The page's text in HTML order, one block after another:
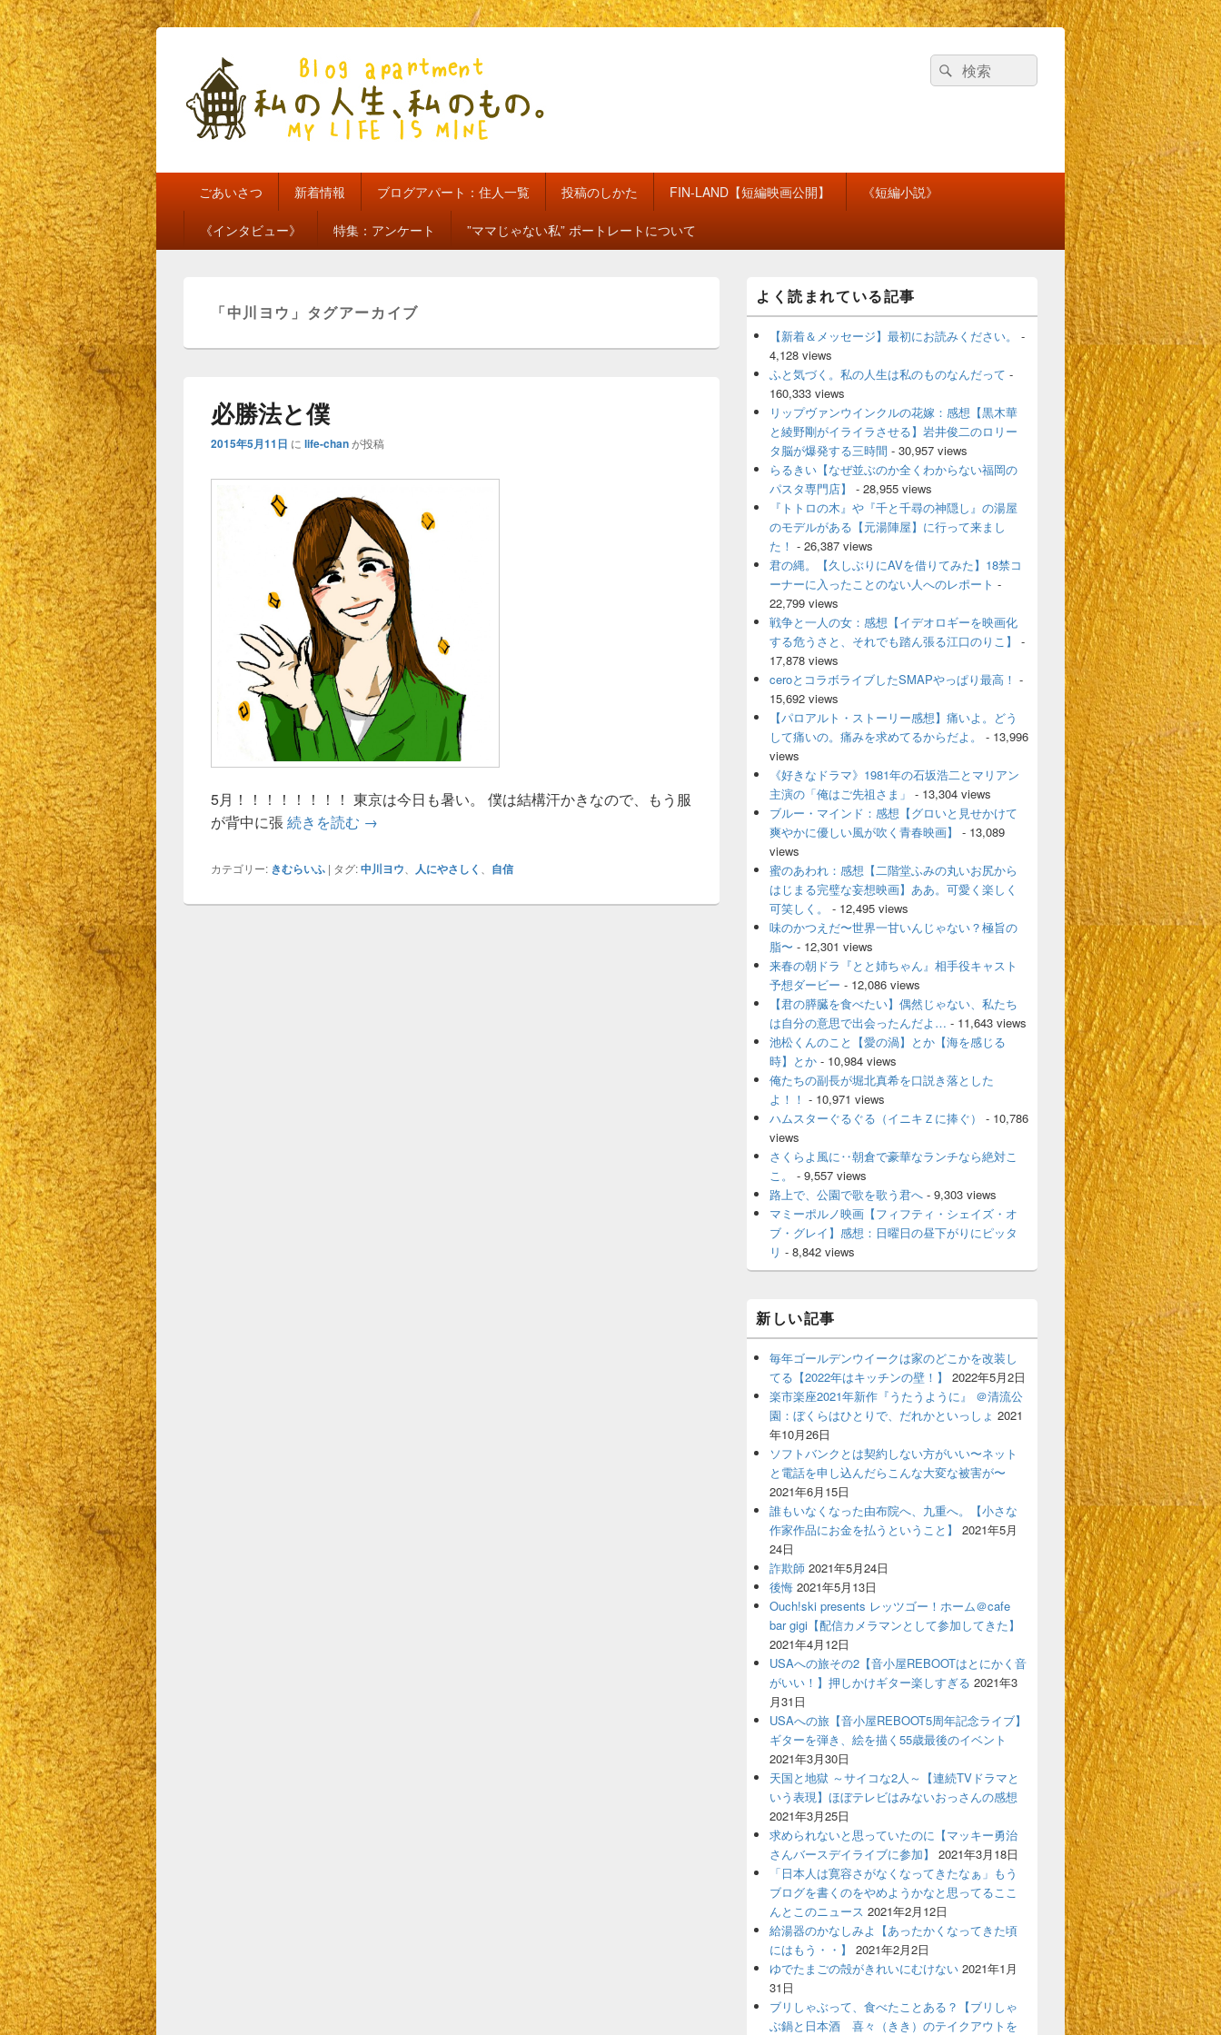
私の人生、私のもの。【新館】
検
索
検
索
メ
イ
ン
メ
ニ
ュ
ー
ごあいさつ 新着情報 ブログアパート：住人一覧 投稿のしかた FIN-LAND【短編映画公開】 《短編小説》
《インタビュー》 特集：アンケート ”ママじゃない私” ポートレートについて
「中川ヨウ 」タグアーカイブ
必勝法と僕
2015年5月11日 に life-chanが投稿
5月！！！！！！！！ 東京は今日も暑い。 僕は結構汗かきなので、もう服
が背中に張続きを読む 必勝法と僕
→
カテゴリー: きむらいふ | タグ:中川ヨウ 人にやさしく 自信
ン
サ
バ
ウ
ェ
エ
よく読まれている記事
【新着＆メッセージ】最初にお読みください。
-
4,128 views
ふと気づく。私の人生は私のものなんだって -
160,333 views
リップヴァンウインクルの花嫁：感想【黒木華
と綾野剛がイライラさせる】岩井俊二のロリー
タ脳が爆発する三時間 - 30,957 views
らるきい【なぜ並ぶのか全くわからない福岡の
パスタ専門店】
- 28,955 views
『トトロの木』や『千と千尋の神隠し』の湯屋
のモデルがある【元湯陣屋】に行って来まし
た！ - 26,387 views
君の縄。【久しぶりにAVを借りてみた】18禁コ
ーナーに入ったことのない人へのレポート -
22,799 views
戦争と一人の女：感想【イデオロギーを映画化
する危うさと、それでも踏ん張る江口のりこ】
-
17,878 views
ceroとコラボライブしたSMAPやっぱり最高！ -
15,692 views
【パロアルト・ストーリー感想】痛いよ。どう
して痛いの。痛みを求めてるからだよ。
- 13,996
views
《好きなドラマ》1981年の石坂浩二とマリアン
主演の「俺はご先祖さま」 - 13,304 views
ブルー・マインド：感想【グロいと見せかけて
爽やかに優しい風が吹く青春映画】
- 13,089
views
蜜のあわれ：感想【二階堂ふみの丸いお尻から
はじまる完璧な妄想映画】ああ。可愛く楽しく
可笑しく。
- 12,495 views
味のかつえだ〜世界一甘いんじゃない？極旨の
脂〜 - 12,301 views
来春の朝ドラ『とと姉ちゃん』相手役キャスト
予想ダービー - 12,086 views
【君の膵臓を食べたい】偶然じゃない、私たち
は自分の意思で出会ったんだよ… - 11,643 views
池松くんのこと【愛の渦】とか【海を感じる
時】とか - 10,984 views
俺たちの副長が堀北真希を口説き落とした
よ！！ - 10,971 views
ハムスターぐるぐる（イニキＺに捧ぐ）
- 10,786
views
さくらよ風に‥朝倉で豪華なランチなら絶対こ
こ。
- 9,557 views
路上で、公園で歌を歌う君へ - 9,303 views
マミーポルノ映画【フィフティ・シェイズ・オ
ブ・グレイ】感想：日曜日の昼下がりにピッタ
リ - 8,842 views
新しい記事
毎年ゴールデンウイークは家のどこかを改装し
てる【2022年はキッチンの壁！】
2022年5月2日
楽市楽座2021年新作『うたうように』 ＠清流公
園：ぼくらはひとりで、だれかといっしょ 2021
年10月26日
ソフトバンクとは契約しない方がいい〜ネット
と電話を申し込んだらこんな大変な被害が〜
2021年6月15日
誰もいなくなった由布院へ、九重へ。【小さな
作家作品にお金を払うということ】
2021年5月
24日
詐欺師 2021年5月24日
後悔 2021年5月13日
Ouch!ski presents レッツゴー！ホーム＠cafe
bar gigi【配信カメラマンとして参加してきた】
2021年4月12日
USAへの旅その2【音小屋REBOOTはとにかく音
がいい！】押しかけギター楽しすぎる 2021年3
月31日
USAへの旅【音小屋REBOOT5周年記念ライブ】
ギターを弾き、絵を描く55歳最後のイベント
2021年3月30日
天国と地獄 ～サイコな2人～【連続TVドラマと
いう表現】ほぼテレビはみないおっさんの感想
2021年3月25日
求められないと思っていたのに【マッキー勇治
さんバースデイライブに参加】
2021年3月18日
「日本人は寛容さがなくなってきたなぁ」もう
ブログを書くのをやめようかなと思ってるここ
んとこのニュース 2021年2月12日
給湯器のかなしみよ【あったかくなってきた頃
にはもう・・】
2021年2月2日
ゆでたまごの殻がきれいにむけない 2021年1月
31日
ブリしゃぶって、食べたことある？【ブリしゃ
ぶ鍋と日本酒 喜々（きき）のテイクアウトを